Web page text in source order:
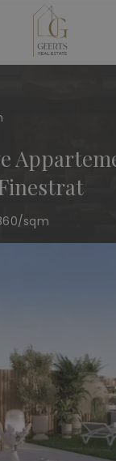
/sqm